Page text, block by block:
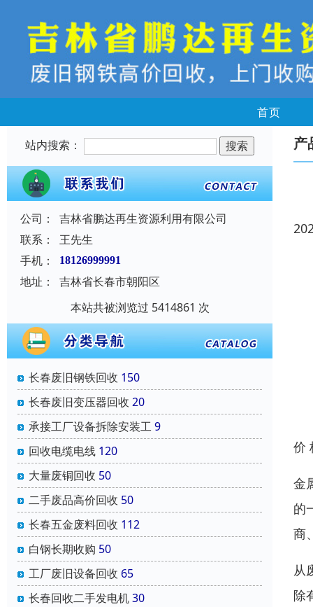
首页
站内搜索：
公司：
吉林省鹏达再生资源利用有限公司
联系：
王先生
手机：
18126999991
地址：
吉林省长春市朝阳区
本站共被浏览过 5414861 次
长春废旧钢铁回收 150
长春废旧变压器回收 20
承接工厂设备拆除安装工9
回收电缆电线 120
大量废铜回收 50
二手废品高价回收 50
长春五金废料回收 112
白钢长期收购 50
工厂废旧设备回收 65
长春回收二手发电机30
产
价
金
的
商
从
除